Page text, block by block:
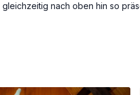
nach oben hin so